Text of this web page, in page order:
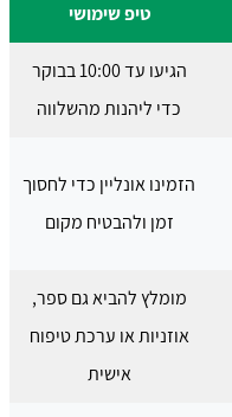
טיפ שימושי
הגיעו עד 10:00 בבוקר
כדי ליהנות מהשלווה
הזמינו אונליין כדי לחסוך
זמן ולהבטיח מקום
מומלץ להביא גם ספר,
אוזניות או ערכת טיפוח
אישית